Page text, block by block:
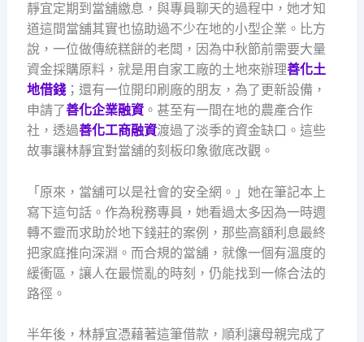
靜宜定期到當舖繳息，與專員聊天的過程中，她才知
道這間當舖其實也協助過不少在地的小型企業。比方
說，一位做傳統糕餅的老闆，因為中秋節前需要大量
資金採購原料，就是用自家工廠的土地來辦理善化土
地借錢；還有一位開印刷廠的朋友，為了更新設備，
申請了善化企業融資。甚至有一間在地的農產合作
社，透過善化工商融資渡過了淡季的資金缺口。這些
故事讓林靜宜對當舖的刻板印象徹底改觀。
「原來，當舖可以是社會的安全網。」她在筆記本上
寫下這句話。作為稅務專員，她看過太多因為一時週
轉不靈而求助於地下錢莊的案例，那些高額利息最終
把家庭推向深淵。而合規的當舖，就像一個有溫度的
緩衝區，讓人在最慌亂的時刻，仍能找到一條合法的
路徑。
半年後，林靜宜憑藉著這筆借款，順利讓母親完成了